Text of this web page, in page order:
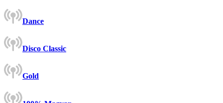
Dance
Disco Classic
Gold